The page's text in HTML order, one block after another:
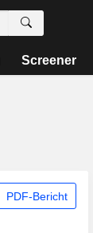
Screener
PDF-Bericht